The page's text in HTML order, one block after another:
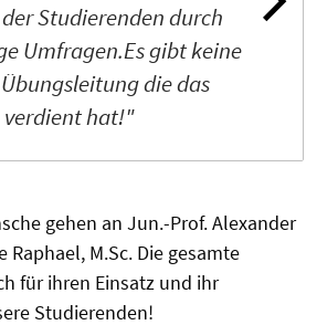
Studierenden durch
Umfragen.Es gibt keine
die das
verdient hat!"
gehen an Jun.-Prof. Alexander
Raphael, M.Sc. Die gesamte
für ihren Einsatz und ihr
Studierenden!